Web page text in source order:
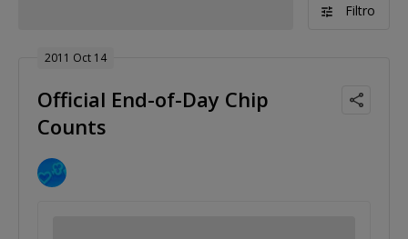
Filtro
2011 Oct 14
Official End-of-Day Chip
Counts